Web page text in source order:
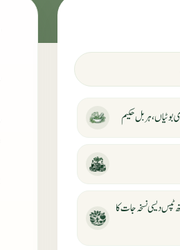
بوٹیاں، ہربل حکیم
ٹپس دیسی نسخہ جات کا